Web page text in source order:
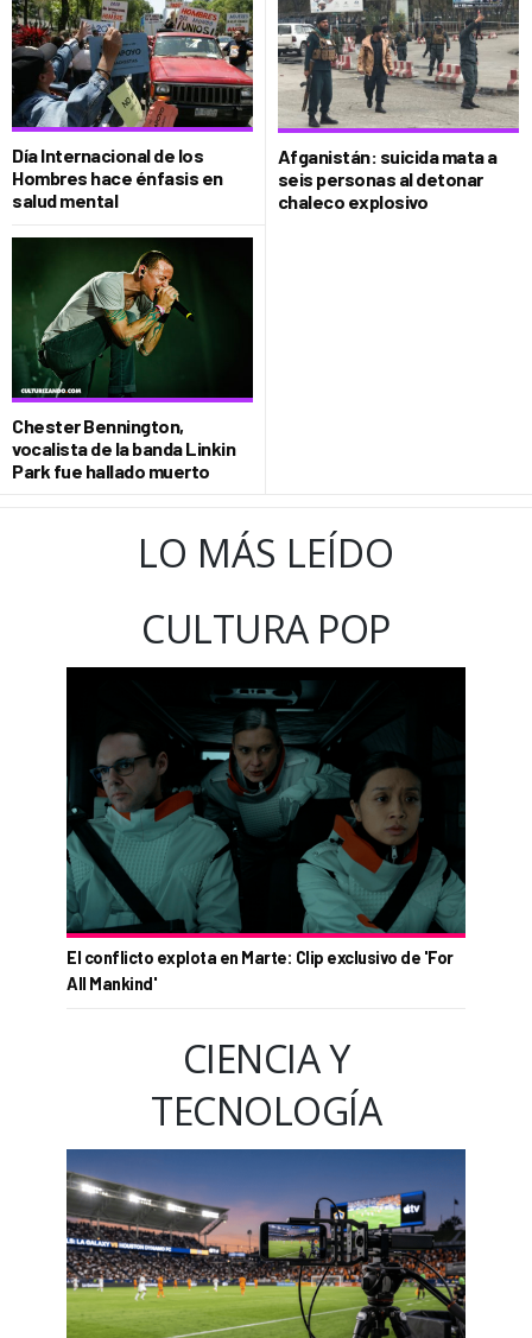
Día Internacional de los
Hombres hace énfasis en
salud mental
Afganistán: suicida mata a
seis personas al detonar
chaleco explosivo
Chester Bennington,
vocalista de la banda Linkin
Park fue hallado muerto
LO MÁS LEÍDO
CULTURA POP
El conflicto explota en Marte: Clip exclusivo de 'For
All Mankind'
CIENCIA Y
TECNOLOGÍA